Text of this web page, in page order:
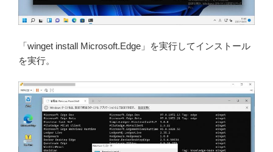
「winget install Microsoft.Edge」を実行してインストール
を実行。